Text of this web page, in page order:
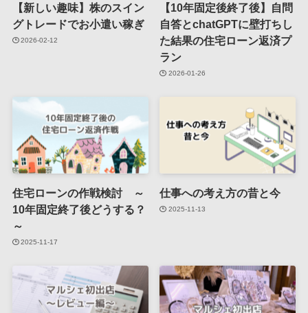
【新しい趣味】株のスイン
グトレードでお小遣い稼ぎ
2026-02-12
【10年固定後終了後】自問
自答とchatGPTに壁打ちし
た結果の住宅ローン返済プ
ラン
2026-01-26
住宅ローンの作戦検討 ～
10年固定終了後どうする？
～
2025-11-17
仕事への考え方の昔と今
2025-11-13